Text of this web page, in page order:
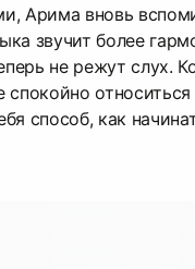
Арима вновь
звучит более
не режут слух.
спокойно
способ, как